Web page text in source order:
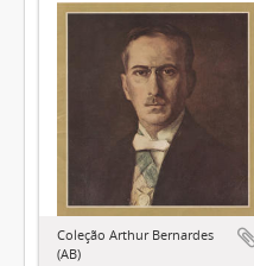
Coleção Arthur Bernardes
(AB)